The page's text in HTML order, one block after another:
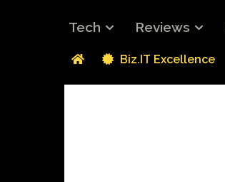
Tech Reviews
Biz.IT Excellence